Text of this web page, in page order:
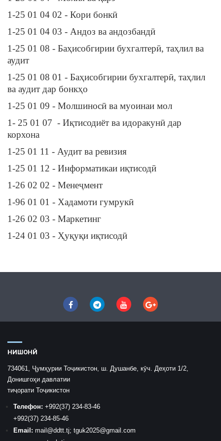
1-25 01 04 02 - Кори бонкӣ
1-25 01 04 03 - Андоз ва андозбандӣ
1-25 01 08 - Баҳисобгирии бухгалтерӣ, таҳлил ва
аудит
1-25 01 08 01 - Баҳисобгирии бухгалтерӣ, таҳлил
ва аудит дар бонкҳо
1-25 01 09 - Молшиносӣ ва муоинаи мол
1- 25 01 07 - Иқтисодиёт ва идоракунӣ дар
корхона
1-25 01 11 - Аудит ва ревизия
1-25 01 12 - Информатикаи иқтисодӣ
1-26 02 02 - Менеҷмент
1-96 01 01 - Хадамоти гумрукӣ
1-26 02 03 - Маркетинг
1-24 01 03 - Ҳуқуқи иқтисодӣ
НИШОНӢ
734061, Ҷумҳурии Тоҷикистон, ш. Душанбе, кӯч. Деҳоти 1/2,
Донишгоҳи давлатии
тиҷорати Тоҷикистон
Телефон: +992(37) 234-83-46
+992(37) 234-85-46
Email: mail @ddtt.tj; tguk2025@gmail.com